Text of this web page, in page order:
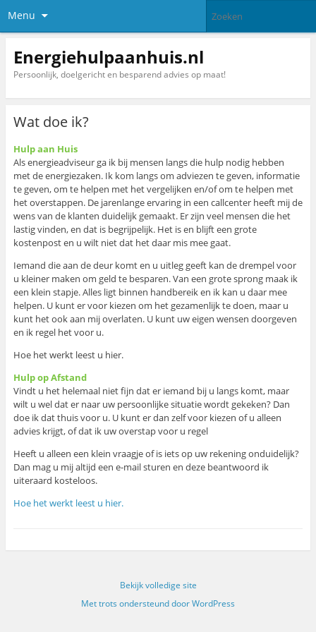
Menu
Energiehulpaanhuis.nl
Persoonlijk, doelgericht en besparend advies op maat!
Wat doe ik?
Hulp aan Huis
Als energieadviseur ga ik bij mensen langs die hulp nodig hebben
met de energiezaken. Ik kom langs om adviezen te geven, informatie
te geven, om te helpen met het vergelijken en/of om te helpen met
het overstappen. De jarenlange ervaring in een callcenter heeft mij de
wens van de klanten duidelijk gemaakt. Er zijn veel mensen die het
lastig vinden, en dat is begrijpelijk. Het is en blijft een grote
kostenpost en u wilt niet dat het daar mis mee gaat.
Iemand die aan de deur komt en u uitleg geeft kan de drempel voor
u kleiner maken om geld te besparen. Van een grote sprong maak ik
een klein stapje. Alles ligt binnen handbereik en ik kan u daar mee
helpen. U kunt er voor kiezen om het gezamenlijk te doen, maar u
kunt het ook aan mij overlaten. U kunt uw eigen wensen doorgeven
en ik regel het voor u.
Hoe het werkt leest u hier.
Hulp op Afstand
Vindt u het helemaal niet fijn dat er iemand bij u langs komt, maar
wilt u wel dat er naar uw persoonlijke situatie wordt gekeken? Dan
doe ik dat thuis voor u. U kunt er dan zelf voor kiezen of u alleen
advies krijgt, of dat ik uw overstap voor u regel
Heeft u alleen een klein vraagje of is iets op uw rekening onduidelijk?
Dan mag u mij altijd een e-mail sturen en deze beantwoord ik
uiteraard kosteloos.
Hoe het werkt leest u hier.
Bekijk volledige site
Met trots ondersteund door WordPress